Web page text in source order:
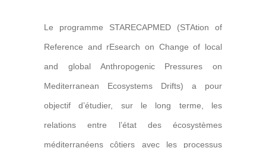
Le programme STARECAPMED (STAtion of
Reference and rEsearch on Change of local
and global Anthropogenic Pressures on
Mediterranean Ecosystems Drifts) a pour
objectif d’étudier, sur le long terme, les
relations entre l’état des écosystèmes
méditerranéens côtiers avec les processus